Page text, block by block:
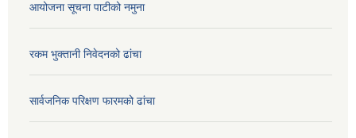
आयोजना सूचना पाटीको नमुना
रकम भुक्तानी निवेदनको ढांचा
सार्वजनिक परिक्षण फारमको ढांचा